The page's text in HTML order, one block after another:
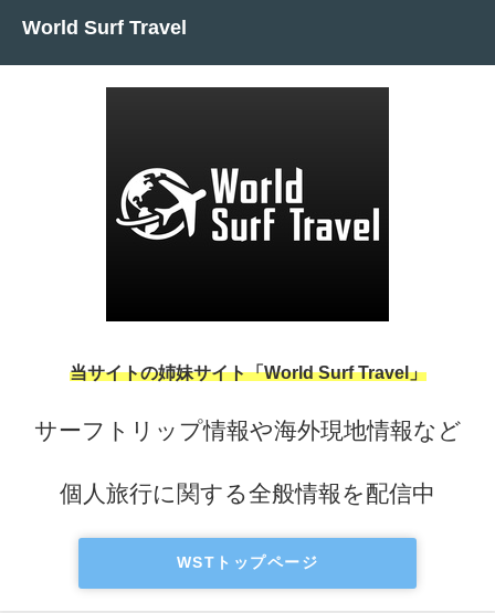
World Surf Travel
当サイトの姉妹サイト「World Surf Travel」
サーフトリップ情報や海外現地情報など
個人旅行に関する全般情報を配信中
WSTトップページ